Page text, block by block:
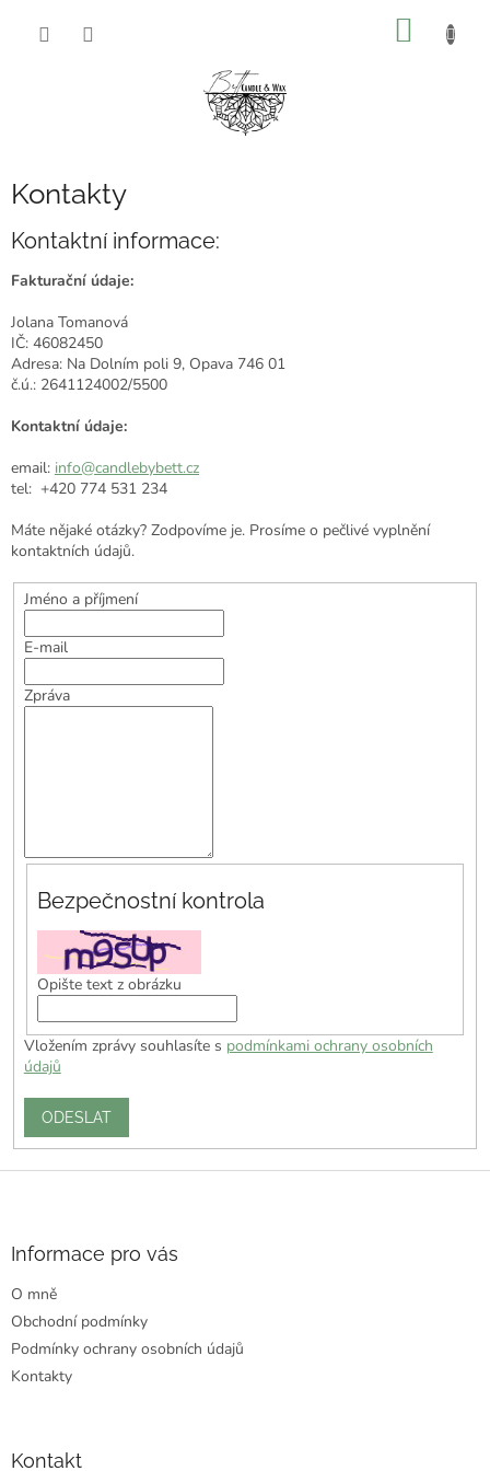
Kontakty
Kontaktní informace:
Fakturační údaje:
Jolana Tomanová
IČ: 46082450
Adresa: Na Dolním poli 9, Opava 746 01
č.ú.: 2641124002/5500
Kontaktní údaje:
email: info@candlebybett.cz
tel: +420 774 531 234
Máte nějaké otázky? Zodpovíme je. Prosíme o pečlivé vyplnění
kontaktních údajů.
Jméno a příjmení
E-mail
Zpráva
Bezpečnostní kontrola
Opište text z obrázku
Vložením zprávy souhlasíte s podmínkami ochrany osobních
údajů
ODESLAT
Informace pro vás
O mně
Obchodní podmínky
Podmínky ochrany osobních údajů
Kontakty
Kontakt